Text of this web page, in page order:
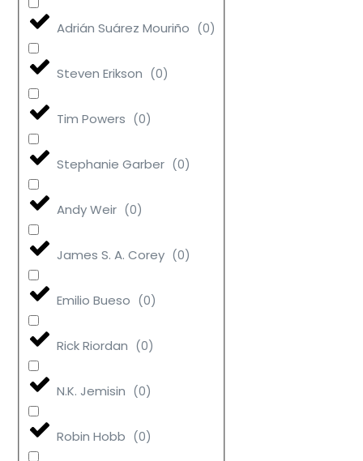
Adrián Suárez Mouriño (0)
Steven Erikson (0)
Tim Powers (0)
Stephanie Garber (0)
Andy Weir (0)
James S. A. Corey (0)
Emilio Bueso (0)
Rick Riordan (0)
N.K. Jemisin (0)
Robin Hobb (0)